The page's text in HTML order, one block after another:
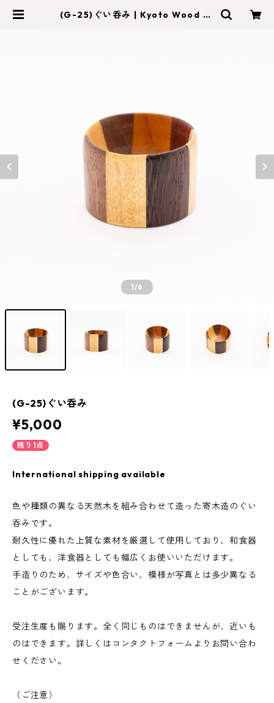
(G-25)ぐい呑み | Kyoto Wood Ar
1/6
(G-25)ぐい呑み
¥5,000
残り1点
International shipping available
色や種類の異なる天然木を組み合わせて造った寄木造のぐい
呑みです。
耐久性に優れた上質な素材を厳選して使用しており、和食器
としても、洋食器としても幅広くお使いいただけます。
手造りのため、サイズや色合い、模様が写真とは多少異なる
ことがございます。
受注生産も賜ります。全く同じものはできませんが、近いも
のはできます。詳しくはコンタクトフォームよりお問い合わ
せください。
（ご注意）